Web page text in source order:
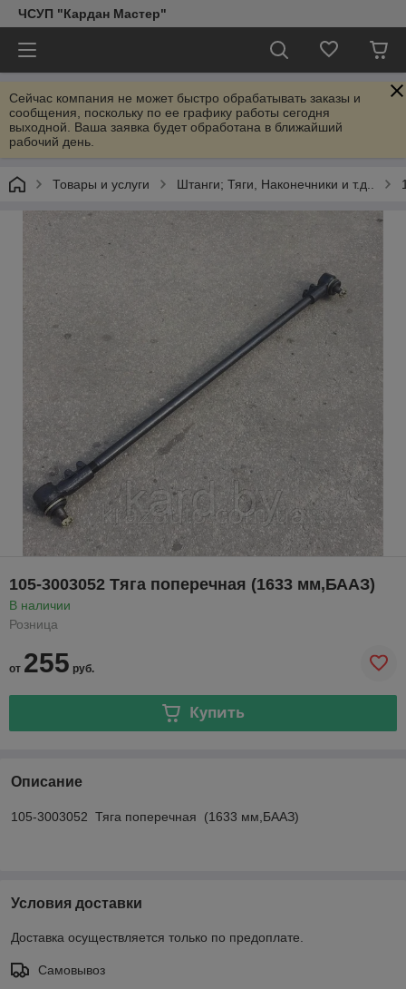
ЧСУП "Кардан Мастер"
Сейчас компания не может быстро обрабатывать заказы и
сообщения, поскольку по ее графику работы сегодня
выходной. Ваша заявка будет обработана в ближайший
рабочий день.
Товары и услуги Штанги; Тяги, Наконечники и т.д..
105-3003052 Тяга поперечная (1633 мм,БААЗ)
В наличии
Розница
от 255 руб.
Купить
Описание
105-3003052 Тяга поперечная (1633 мм,БААЗ)
Условия доставки
Доставка осуществляется только по предоплате.
Самовывоз